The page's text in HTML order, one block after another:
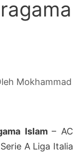
Mokhammad
Islam– AC
A Liga Italia